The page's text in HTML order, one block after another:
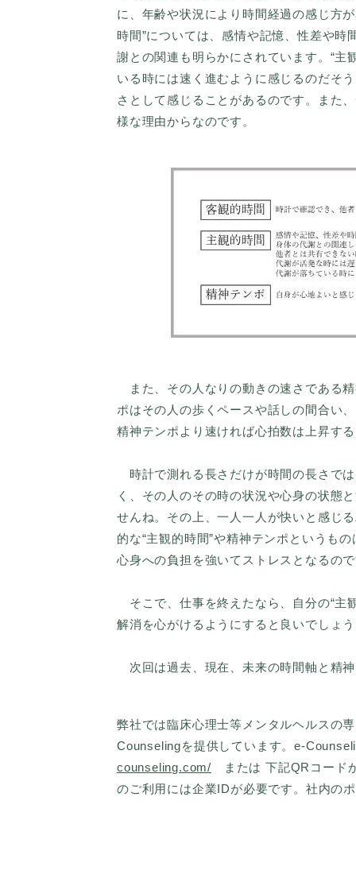
に、年齢や状況により時間経過の感じ方
時間”については、感情や記憶、性差や
謝との関連も明らかにされています。“主
いる時には速く進むように感じるのだそ
さとして感じることがあるのです。また
様な理由からなのです。
また、その人なりの動きの速さである
ポはその人の歩くペースや話しの間合い
精神テンポより速ければ心拍数は上昇す
時計で測れる長さだけが時間の長さで
く、その人のその時の状況や心身の状態
せんね。その上、一人一人が快いと感じ
的な“主観的時間”や精神テンポというも
心身への負担を強いてストレスとなるの
そこで、仕事を終えたなら、自分の“主
解消を心がけるようにすると良いでしょ
次回は過去、現在、未来の時間軸と精
弊社では臨床心理士等メンタルヘルスの
Counselingを提供しています。e-
counseling.com/ または 下記QRコード
のご利用には企業IDが必要です。社内の